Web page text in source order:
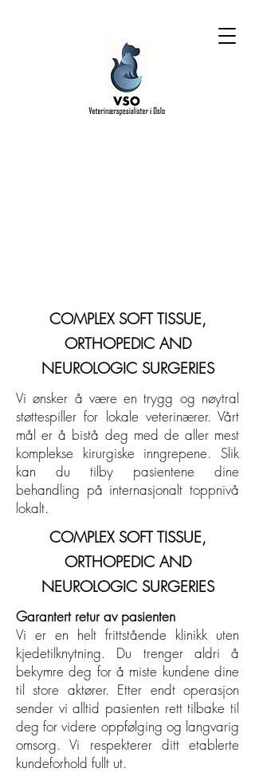
COMPLEX SOFT TISSUE,
ORTHOPEDIC AND
NEUROLOGIC SURGERIES
Vi ønsker å være en trygg og nøytral
støttespiller for lokale veterinærer. Vårt
mål er å bistå deg med de aller mest
komplekse kirurgiske inngrepene. Slik
kan du tilby pasientene dine
behandling på internasjonalt toppnivå
lokalt.
COMPLEX SOFT TISSUE,
ORTHOPEDIC AND
NEUROLOGIC SURGERIES
Garantert retur av pasienten
Vi er en helt frittstående klinikk uten
kjedetilknytning. Du trenger aldri å
bekymre deg for å miste kundene dine
til store aktører. Etter endt operasjon
sender vi alltid pasienten rett tilbake til
deg for videre oppfølging og langvarig
omsorg. Vi respekterer ditt etablerte
kundeforhold fullt ut.